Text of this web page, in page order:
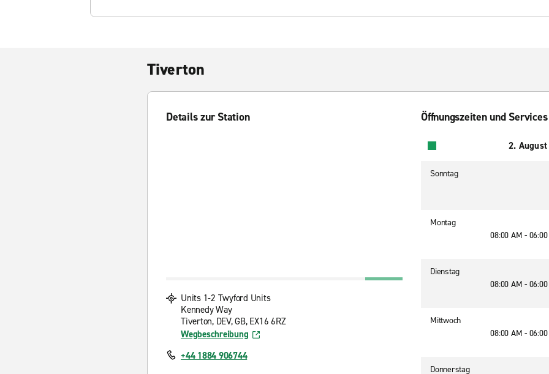
Tiverton
Details zur Station
Units 1-2 Twyford Units
Kennedy Way
Tiverton, DEV, GB, EX16 6RZ
Wegbeschreibung
+44 1884 906744
Öffnungszeiten und Services
2.
Sonntag
Montag
08:00 AM -
Dienstag
08:00 AM -
Mittwoch
08:00 AM -
Donnerstag